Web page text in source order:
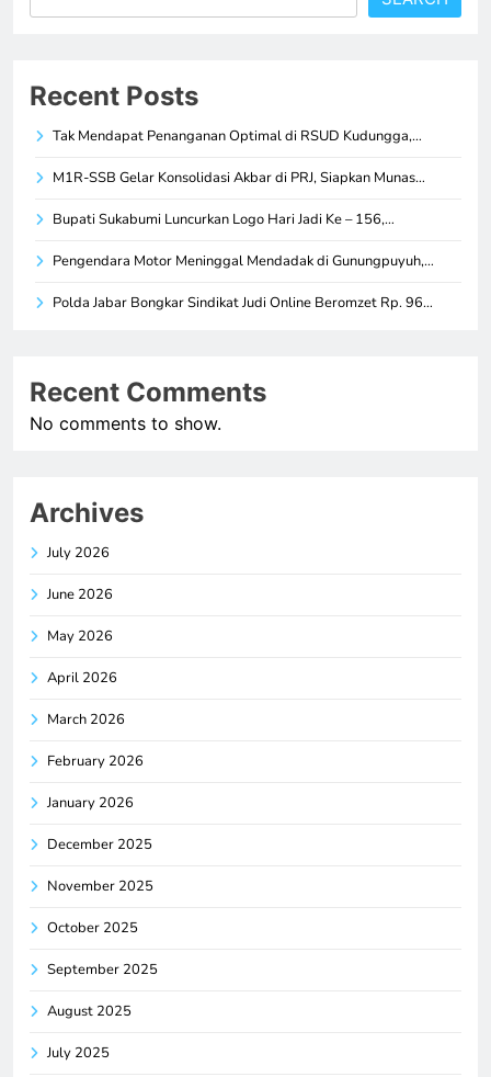
Recent Posts
Tak Mendapat Penanganan Optimal di RSUD Kudungga,…
M1R-SSB Gelar Konsolidasi Akbar di PRJ, Siapkan Munas…
Bupati Sukabumi Luncurkan Logo Hari Jadi Ke – 156,…
Pengendara Motor Meninggal Mendadak di Gunungpuyuh,…
Polda Jabar Bongkar Sindikat Judi Online Beromzet Rp. 96…
Recent Comments
No comments to show.
Archives
July 2026
June 2026
May 2026
April 2026
March 2026
February 2026
January 2026
December 2025
November 2025
October 2025
September 2025
August 2025
July 2025